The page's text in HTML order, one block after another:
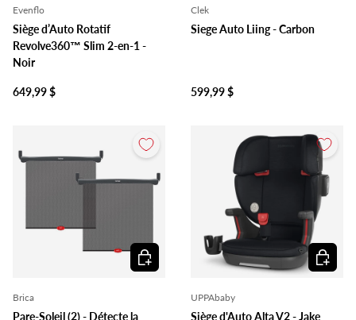
Evenflo
Siège d’Auto Rotatif
Revolve360™ Slim 2-en-1 -
Noir
649,99 $
Clek
Siege Auto Liing - Carbon
599,99 $
Brica
Pare-Soleil (2) - Détecte la
Ajouter au panier
UPPAbaby
Siège d'Auto Alta V2 - Jake
Ajouter